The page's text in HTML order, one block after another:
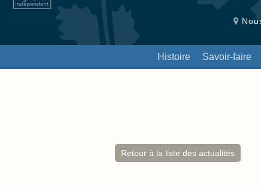
Histoire Savoir-faire
Retour à la liste des actualités